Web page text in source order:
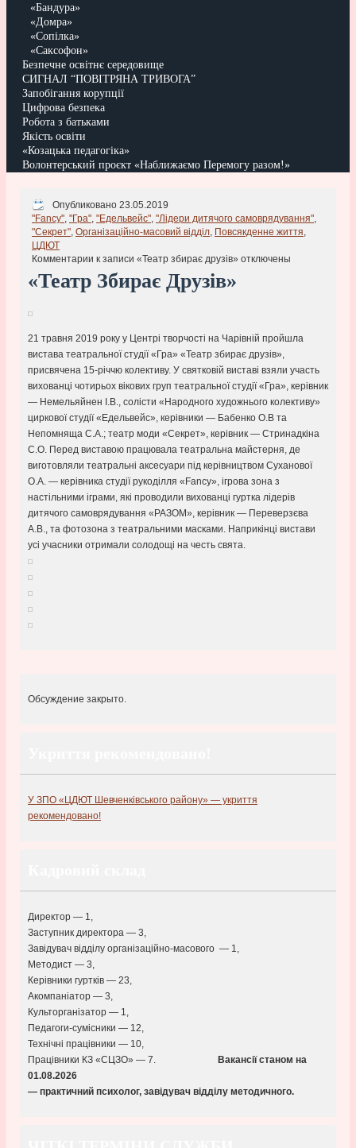
«Бандура»
«Домра»
«Сопілка»
«Саксофон»
Безпечне освітнє середовище
СИГНАЛ “ПОВІТРЯНА ТРИВОГА”
Запобігання корупції
Цифрова безпека
Робота з батьками
Якість освіти
«Козацька педагогіка»
Волонтерський проєкт «Наближаємо Перемогу разом!»
Опубликовано 23.05.2019
"Fancy", "Гра", "Едельвейс", "Лідери дитячого самоврядування",
"Секрет", Організаційно-масовий відділ, Повсякденне життя,
ЦДЮТ
Комментарии к записи «Театр збирає друзів» отключены
«Театр Збирає Друзів»
21 травня 2019 року у Центрі творчості на Чарівній пройшла
вистава театральної студії «Гра» «Театр збирає друзів»,
присвячена 15-річчю колективу. У святковій виставі взяли участь
вихованці чотирьох вікових груп театральної студії «Гра», керівник
— Немельяйнен І.В., солісти «Народного художнього колективу»
циркової студії «Едельвейс», керівники — Бабенко О.В та
Непомняща С.А.; театр моди «Секрет», керівник — Стринадкіна
С.О. Перед виставою працювала театральна майстерня, де
виготовляли театральні аксесуари під керівництвом Суханової
О.А. — керівника студії рукоділля «Fancу», ігрова зона з
настільними іграми, які проводили вихованці гуртка лідерів
дитячого самоврядування «РАЗОМ», керівник — Переверзєва
А.В., та фотозона з театральними масками. Наприкінці вистави
усі учасники отримали солодощі на честь свята.
Обсуждение закрыто.
У ЗПО «ЦДЮТ Шевченківського району» — укриття
рекомендовано!
Директор — 1,
Заступник директора — 3,
Завідувач відділу організаційно-масового — 1,
Методист — 3,
Керівники гуртків — 23,
Акомпаніатор — 3,
Культорганізатор — 1,
Педагоги-сумісники — 12,
Технічні працівники — 10,
Працівники КЗ «СЦЗО» — 7.
Вакансії станом на
01.08.2026
— практичний психолог, завідувач відділу методичного.